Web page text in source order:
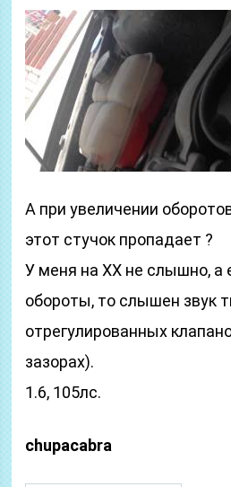
А при увеличении
этот стучок пропадает ?
У меня на ХХ не слышно, а
обороты, то слышен звук
отрегулированных
зазорах).
1.6, 105лс.
chupacabra